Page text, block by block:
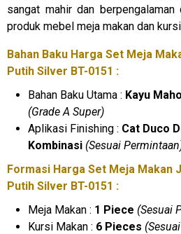
sangat mahir dan
produk mebel meja makan dan
Bahan Baku Harga Set Meja
Putih Silver BT-0151 :
Bahan Baku Utama : Kayu
(Grade A Super)
Aplikasi Finishing : Cat Duco
Kombinasi (Sesuai
Formasi Harga Set Meja Makan
Putih Silver BT-0151 :
Meja Makan : 1 Piece (Sesuai
Kursi Makan : 6 Pieces